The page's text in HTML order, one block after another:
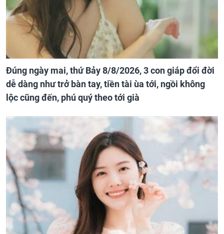
Đúng ngày mai, thứ Bảy 8/8/2026, 3 con giáp đổi đời
dễ dàng như trở bàn tay, tiền tài ùa tới, ngồi không
lộc cũng đến, phú quý theo tới già